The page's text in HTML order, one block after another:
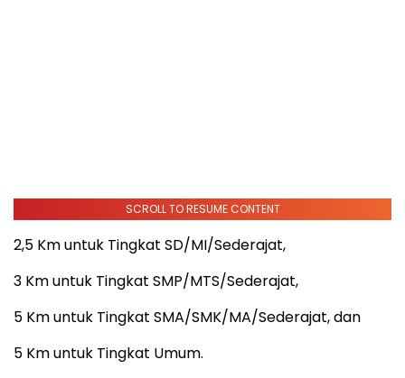
SCROLL TO RESUME CONTENT
2,5 Km untuk Tingkat SD/MI/Sederajat,
3 Km untuk Tingkat SMP/MTS/Sederajat,
5 Km untuk Tingkat SMA/SMK/MA/Sederajat, dan
5 Km untuk Tingkat Umum.